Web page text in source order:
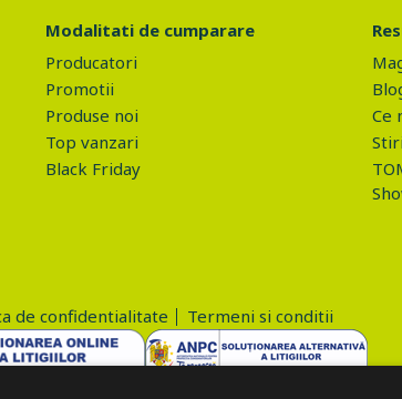
Modalitati de cumparare
Producatori
Promotii
Produse noi
Top vanzari
Black Friday
Ce
Stiri
de confidentialitate
Termeni si conditii